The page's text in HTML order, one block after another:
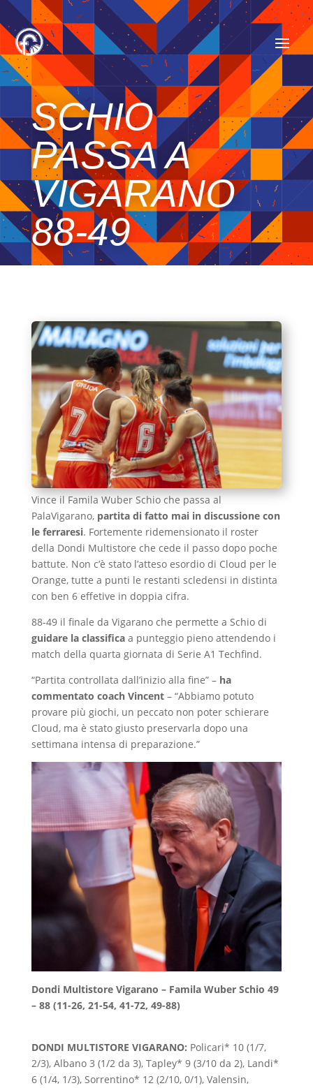
SCHIO
PASSA A
VIGARANO
88-49
Vince il Famila Wuber Schio che passa al
PalaVigarano, partita di fatto mai in discussione con
le ferraresi. Fortemente ridemensionato il roster
della Dondi Multistore che cede il passo dopo poche
battute. Non c’è stato l’atteso esordio di Cloud per le
Orange, tutte a punti le restanti scledensi in distinta
con ben 6 effetive in doppia cifra.
88-49 il finale da Vigarano che permette a Schio di
guidare la classificaa punteggio pieno attendendo i
match della quarta giornata di Serie A1 Techfind.
“Partita controllata dall’inizio alla fine” –ha
commentato coach Vincent– “Abbiamo potuto
provare più giochi, un peccato non poter schierare
Cloud, ma è stato giusto preservarla dopo una
settimana intensa di preparazione.”
Dondi Multistore Vigarano – Famila Wuber Schio 49
– 88 (11-26, 21-54, 41-72, 49-88)
DONDI MULTISTORE VIGARANO: Policari* 10 (1/7,
2/3), Albano 3 (1/2 da 3), Tapley* 9 (3/10 da 2), Landi*
6 (1/4, 1/3), Sorrentino* 12 (2/10, 0/1), Valensin,